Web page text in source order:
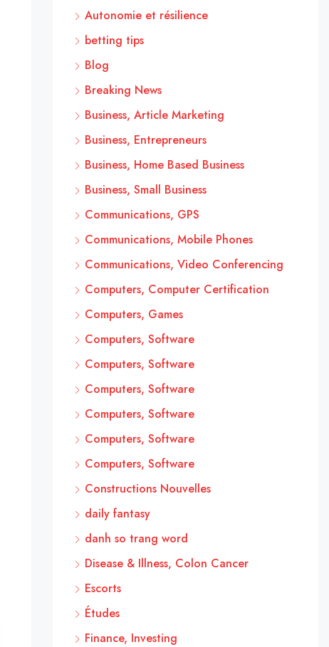
Autonomie et résilience
betting tips
Blog
Breaking News
Business, Article Marketing
Business, Entrepreneurs
Business, Home Based Business
Business, Small Business
Communications, GPS
Communications, Mobile Phones
Communications, Video Conferencing
Computers, Computer Certification
Computers, Games
Computers, Software
Computers, Software
Computers, Software
Computers, Software
Computers, Software
Computers, Software
Constructions Nouvelles
daily fantasy
danh so trang word
Disease & Illness, Colon Cancer
Escorts
Études
Finance, Investing